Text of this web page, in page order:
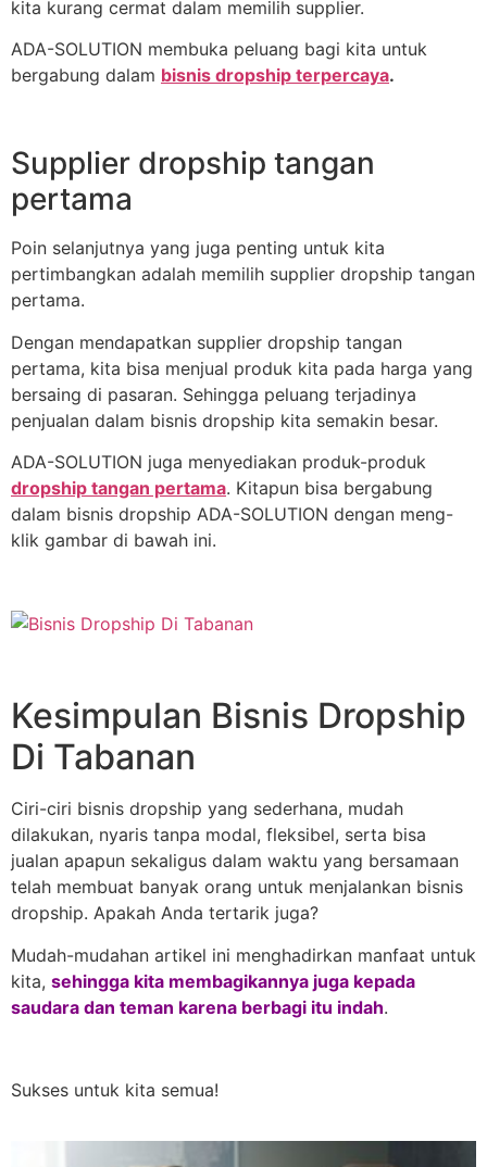
kita kurang cermat dalam memilih supplier.
ADA-SOLUTION membuka peluang bagi kita untuk
bergabung dalam bisnis dropship terpercaya.
Supplier dropship tangan
pertama
Poin selanjutnya yang juga penting untuk kita
pertimbangkan adalah memilih supplier dropship tangan
pertama.
Dengan mendapatkan supplier dropship tangan
pertama, kita bisa menjual produk kita pada harga yang
bersaing di pasaran. Sehingga peluang terjadinya
penjualan dalam bisnis dropship kita semakin besar.
ADA-SOLUTION juga menyediakan produk-produk
dropship tangan pertama. Kitapun bisa bergabung
dalam bisnis dropship ADA-SOLUTION dengan meng-
klik gambar di bawah ini.
Kesimpulan Bisnis Dropship
Di Tabanan
Ciri-ciri bisnis dropship yang sederhana, mudah
dilakukan, nyaris tanpa modal, fleksibel, serta bisa
jualan apapun sekaligus dalam waktu yang bersamaan
telah membuat banyak orang untuk menjalankan bisnis
dropship. Apakah Anda tertarik juga?
Mudah-mudahan artikel ini menghadirkan manfaat untuk
kita, sehingga kita membagikannya juga kepada
saudara dan teman karena berbagi itu indah.
Sukses untuk kita semua!